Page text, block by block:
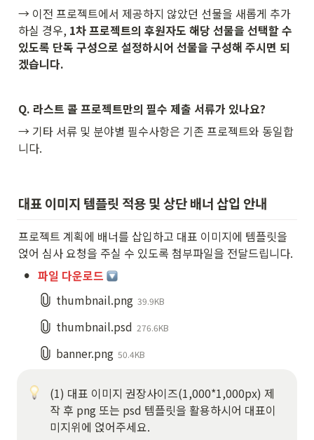
→ 이전 프로젝트에서 제공하지 않았던 선물을 새롭게 추가
하실 경우, 1차 프로젝트의 후원자도 해당 선물을 선택할 수
있도록 단독 구성으로 설정하시어 선물을 구성해 주시면 되
겠습니다.
Q. 라스트 콜 프로젝트만의 필수 제출 서류가 있나요?
→ 기타 서류 및 분야별 필수사항은 기존 프로젝트와 동일합
니다.
대표 이미지 템플릿 적용 및 상단 배너 삽입 안내
프로젝트 계획에 배너를 삽입하고 대표 이미지에 템플릿을
얹어 심사 요청을 주실 수 있도록 첨부파일을 전달드립니다.
• 파일 다운로드
thumbnail.png 39.9KB
thumbnail.psd 276.6KB
banner.png 50.4KB
(1) 대표 이미지 권장사이즈(1,000*1,000px) 제
작 후 png 또는 psd 템플릿을 활용하시어 대표이
미지위에 얹어주세요.